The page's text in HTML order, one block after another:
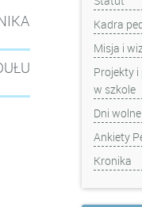
Kadra
Misja i
Projekty
w szkole
Dni
Ankiety
Kronika